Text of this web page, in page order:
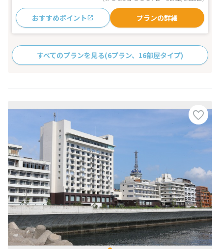
おすすめポイント プランの詳細
すべてのプランを見る(6プラン、16部屋タイプ)